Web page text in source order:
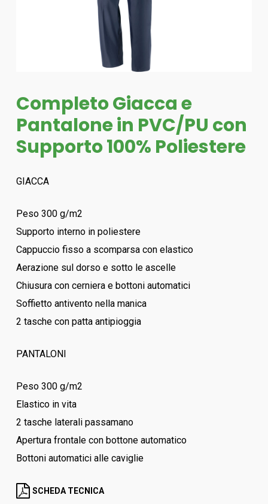
Completo Giacca e
Pantalone in PVC/PU con
Supporto 100% Poliestere
GIACCA
Peso 300 g/m2
Supporto interno in poliestere
Cappuccio fisso a scomparsa con elastico
Aerazione sul dorso e sotto le ascelle
Chiusura con cerniera e bottoni automatici
Soffietto antivento nella manica
2 tasche con patta antipioggia
PANTALONI
Peso 300 g/m2
Elastico in vita
2 tasche laterali passamano
Apertura frontale con bottone automatico
Bottoni automatici alle caviglie
SCHEDA TECNICA